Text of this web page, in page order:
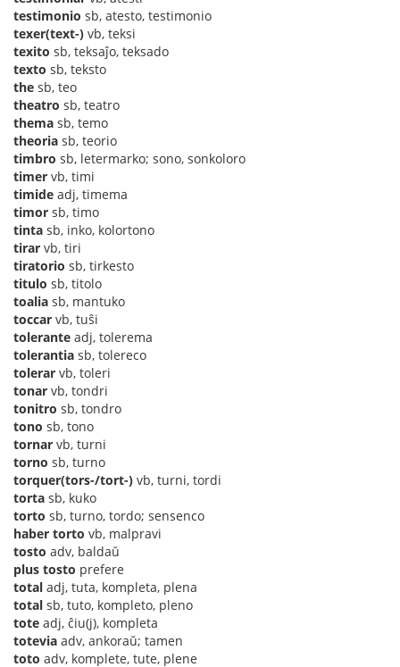
testimonio sb, atesto, testimonio
texer(text-) vb, teksi
texito sb, teksaĵo, teksado
texto sb, teksto
the sb, teo
theatro sb, teatro
thema sb, temo
theoria sb, teorio
timbro sb, letermarko; sono, sonkoloro
timer vb, timi
timide adj, timema
timor sb, timo
tinta sb, inko, kolortono
tirar vb, tiri
tiratorio sb, tirkesto
titulo sb, titolo
toalia sb, mantuko
toccar vb, tuŝi
tolerante adj, tolerema
tolerantia sb, tolereco
tolerar vb, toleri
tonar vb, tondri
tonitro sb, tondro
tono sb, tono
tornar vb, turni
torno sb, turno
torquer(tors-/tort-) vb, turni, tordi
torta sb, kuko
torto sb, turno, tordo; sensenco
haber torto vb, malpravi
tosto adv, baldaŭ
plus tosto prefere
total adj, tuta, kompleta, plena
total sb, tuto, kompleto, pleno
tote adj, ĉiu(j), kompleta
totevia adv, ankoraŭ; tamen
toto adv, komplete, tute, plene